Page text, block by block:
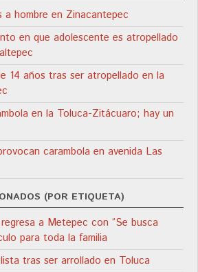
a hombre en Zinacantepec
en que adolescente es atropellado
14 años tras ser atropellado en la
en la Toluca-Zitácuaro; hay un
carambola en avenida Las
(POR ETIQUETA)
a Metepec con “Se busca
para toda la familia
tras ser arrollado en Toluca